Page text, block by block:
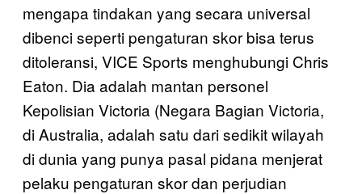
mengapa tindakan yang secara universal
dibenci seperti pengaturan skor bisa terus
ditoleransi, VICE Sports menghubungi Chris
Eaton. Dia adalah mantan personel
Kepolisian Victoria (Negara Bagian Victoria,
di Australia, adalah satu dari sedikit wilayah
di dunia yang punya pasal pidana menjerat
pelaku pengaturan skor dan perjudian